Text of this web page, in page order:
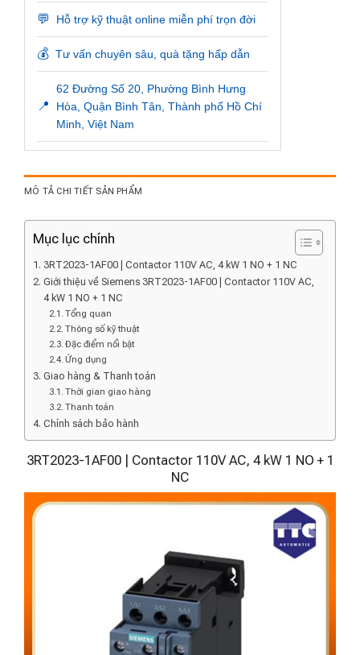
💬 Hỗ trợ kỹ thuật online miễn phí trọn đời
💰 Tư vấn chuyên sâu, quà tặng hấp dẫn
📍
62 Đường Số 20, Phường Bình Hưng
Hòa, Quận Bình Tân, Thành phố Hồ Chí
Minh, Việt Nam
MÔ TẢ CHI TIẾT SẢN PHẨM
Mục lục chính
3RT2023-1AF00 | Contactor 110V AC, 4 kW 1 NO + 1 NC
Giới thiệu về Siemens 3RT2023-1AF00 | Contactor 110V AC,
4 kW 1 NO + 1 NC
Tổng quan
Thông số kỹ thuật
Đặc điểm nổi bật
Ứng dụng
Giao hàng & Thanh toán
Thời gian giao hàng
Thanh toán
Chính sách bảo hành
3RT2023-1AF00 | Contactor 110V AC, 4 kW 1 NO + 1
NC